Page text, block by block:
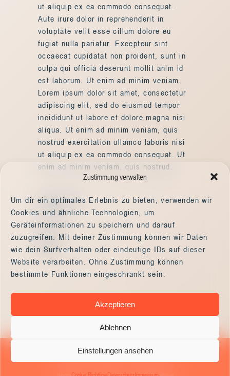
Zustimmung verwalten
Um dir ein optimales Erlebnis zu bieten, verwenden wir
Cookies und ähnliche Technologien, um
Geräteinformationen zu speichern und darauf
zuzugreifen. Mit deiner Zustimmung können wir Daten
wie dein Surfverhalten oder eindeutige IDs auf dieser
Website verarbeiten. Ohne Zustimmung können
bestimmte Funktionen eingeschränkt sein.
Akzeptieren
Ablehnen
Einstellungen ansehen
ut aliquip ex ea commodo consequat.
Aute irure dolor in reprehenderit in
voluptate velit esse cillum dolore eu
fugiat nulla pariatur. Excepteur sint
occaecat cupidatat non proident, sunt in
culpa qui officia deserunt mollit anim id
est laborum. Ut enim ad minim veniam.
Lorem ipsum dolor sit amet, consectetur
adipiscing elit, sed do eiusmod tempor
incididunt ut labore et dolore magna nisi
aliqua. Ut enim ad minim veniam, quis
nostrud exercitation ullamco laboris nisi
ut aliquip ex ea commodo consequat. Ut
enim ad minim veniam, quis nostrud.
Category
Business
Tags
Design
© 2024 Made by Kultmacher,All Rights Reserved